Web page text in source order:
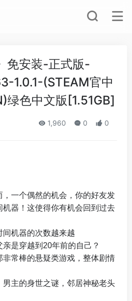
免安装-正式版-
1.0.1-(STEAM官中
绿色中文版[1.51GB]
1,960 0 0
一个偶然的机会，你的好友发
器！这使得你有机会回到过去
机器的次数越来越
是穿越到20年前的自己？
常棒的悬疑类游戏，整体剧情
主的身世之谜，邻居神秘老头